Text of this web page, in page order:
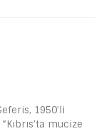
1950’li
mucize